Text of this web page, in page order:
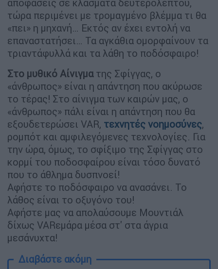
αποφάσεις σε κλάσματα δευτερολέπτου,
τώρα περιμένει με τρομαγμένο βλέμμα τι θα
«πει» η μηχανή… Εκτός αν έχει εντολή να
επαναστατήσει… Τα αγκάθια ομορφαίνουν τα
τριαντάφυλλά και τα λάθη το ποδόσφαιρο!
Στο μυθικό Αίνιγματης Σφίγγας, ο
«άνθρωπος» είναι η απάντηση που ακύρωσε
το τέρας! Στο αίνιγμα των καιρών μας, ο
«άνθρωπος» πάλι είναι η απάντηση που θα
εξουδετερώσει VAR, τεχνητές νοημοσύνες,
ρομπότ και αμφιλεγόμενες τεχνολογίες. Για
την ώρα, όμως, το σφίξιμο της Σφίγγας στο
κορμί του ποδοσφαίρου είναι τόσο δυνατό
που το άθλημα δυσπνοεί!
Αφήστε το ποδόσφαιρο να ανασάνει. Το
λάθος είναι το οξυγόνο του!
Αφήστε μας να απολαύσουμε Μουντιάλ
δίχως VARεμάρα μέσα στ' στα άγρια
μεσάνυχτα!
Διαβάστε ακόμη